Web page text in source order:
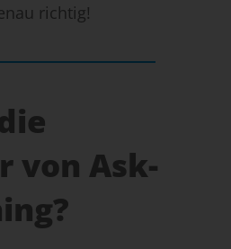
richtig!
von Ask-